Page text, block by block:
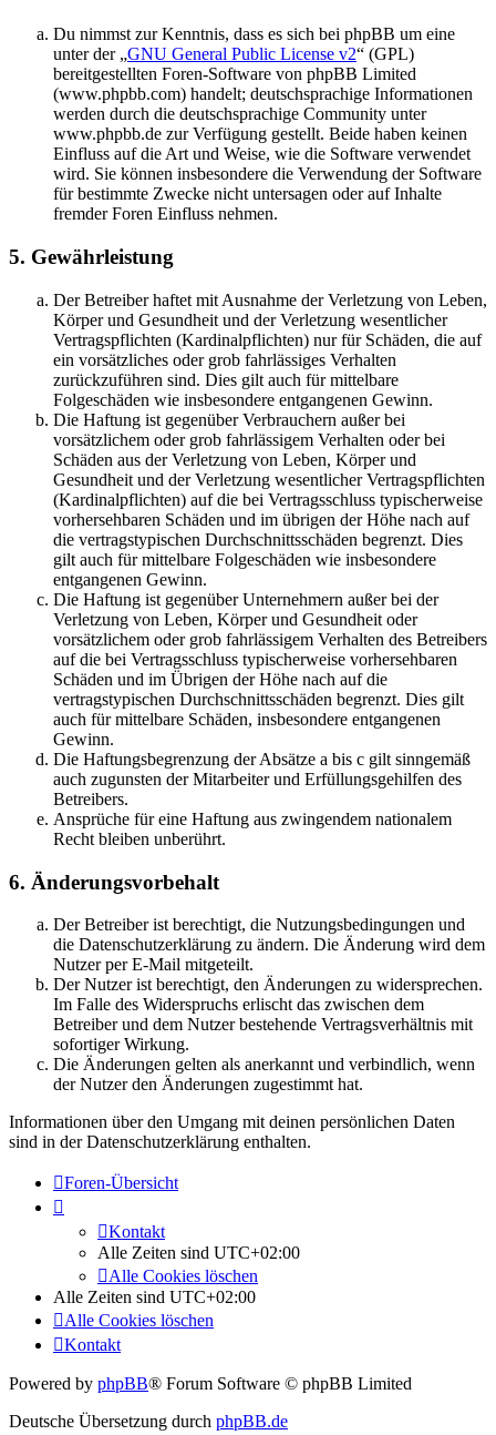
Du nimmst zur Kenntnis, dass es sich bei phpBB um eine
unter der „GNU General Public License v2“ (GPL)
bereitgestellten Foren-Software von phpBB Limited
(www.phpbb.com) handelt; deutschsprachige Informationen
werden durch die deutschsprachige Community unter
www.phpbb.de zur Verfügung gestellt. Beide haben keinen
Einfluss auf die Art und Weise, wie die Software verwendet
wird. Sie können insbesondere die Verwendung der Software
für bestimmte Zwecke nicht untersagen oder auf Inhalte
fremder Foren Einfluss nehmen.
5. Gewährleistung
Der Betreiber haftet mit Ausnahme der Verletzung von Leben,
Körper und Gesundheit und der Verletzung wesentlicher
Vertragspflichten (Kardinalpflichten) nur für Schäden, die auf
ein vorsätzliches oder grob fahrlässiges Verhalten
zurückzuführen sind. Dies gilt auch für mittelbare
Folgeschäden wie insbesondere entgangenen Gewinn.
Die Haftung ist gegenüber Verbrauchern außer bei
vorsätzlichem oder grob fahrlässigem Verhalten oder bei
Schäden aus der Verletzung von Leben, Körper und
Gesundheit und der Verletzung wesentlicher Vertragspflichten
(Kardinalpflichten) auf die bei Vertragsschluss typischerweise
vorhersehbaren Schäden und im übrigen der Höhe nach auf
die vertragstypischen Durchschnittsschäden begrenzt. Dies
gilt auch für mittelbare Folgeschäden wie insbesondere
entgangenen Gewinn.
Die Haftung ist gegenüber Unternehmern außer bei der
Verletzung von Leben, Körper und Gesundheit oder
vorsätzlichem oder grob fahrlässigem Verhalten des Betreibers
auf die bei Vertragsschluss typischerweise vorhersehbaren
Schäden und im Übrigen der Höhe nach auf die
vertragstypischen Durchschnittsschäden begrenzt. Dies gilt
auch für mittelbare Schäden, insbesondere entgangenen
Gewinn.
Die Haftungsbegrenzung der Absätze a bis c gilt sinngemäß
auch zugunsten der Mitarbeiter und Erfüllungsgehilfen des
Betreibers.
Ansprüche für eine Haftung aus zwingendem nationalem
Recht bleiben unberührt.
6. Änderungsvorbehalt
Der Betreiber ist berechtigt, die Nutzungsbedingungen und
die Datenschutzerklärung zu ändern. Die Änderung wird dem
Nutzer per E-Mail mitgeteilt.
Der Nutzer ist berechtigt, den Änderungen zu widersprechen.
Im Falle des Widerspruchs erlischt das zwischen dem
Betreiber und dem Nutzer bestehende Vertragsverhältnis mit
sofortiger Wirkung.
Die Änderungen gelten als anerkannt und verbindlich, wenn
der Nutzer den Änderungen zugestimmt hat.
Informationen über den Umgang mit deinen persönlichen Daten
sind in der Datenschutzerklärung enthalten.
Foren-Übersicht
Kontakt
Alle Zeiten sind UTC+02:00
Alle Cookies löschen
Alle Zeiten sind UTC+02:00
Alle Cookies löschen
Kontakt
Powered by phpBB® Forum Software © phpBB Limited
Deutsche Übersetzung durch phpBB.de